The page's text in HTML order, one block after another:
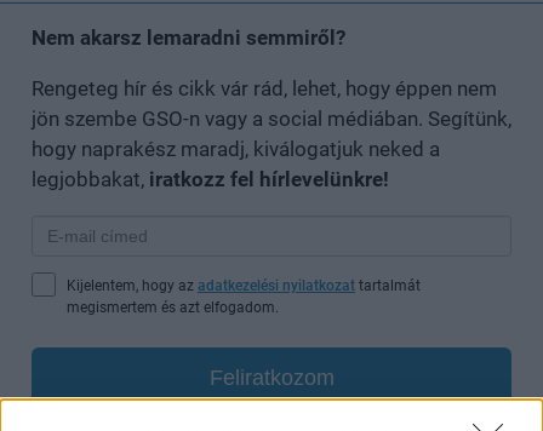
Nem akarsz lemaradni semmiről?
Rengeteg hír és cikk vár rád, lehet, hogy éppen nem
jön szembe GSO-n vagy a social médiában. Segítünk,
hogy naprakész maradj, kiválogatjuk neked a
legjobbakat, iratkozz fel hírlevelünkre!
Kijelentem, hogy az adatkezelési nyilatkozat tartalmát
megismertem és azt elfogadom.
Feliratkozom